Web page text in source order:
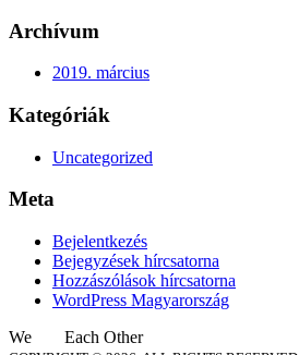
Archívum
2019. március
Kategóriák
Uncategorized
Meta
Bejelentkezés
Bejegyzések hírcsatorna
Hozzászólások hírcsatorna
WordPress Magyarország
We
Each Other